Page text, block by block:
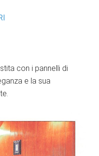
con i pannelli di
e la sua